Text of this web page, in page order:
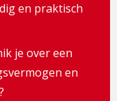
en praktisch
je over een
en